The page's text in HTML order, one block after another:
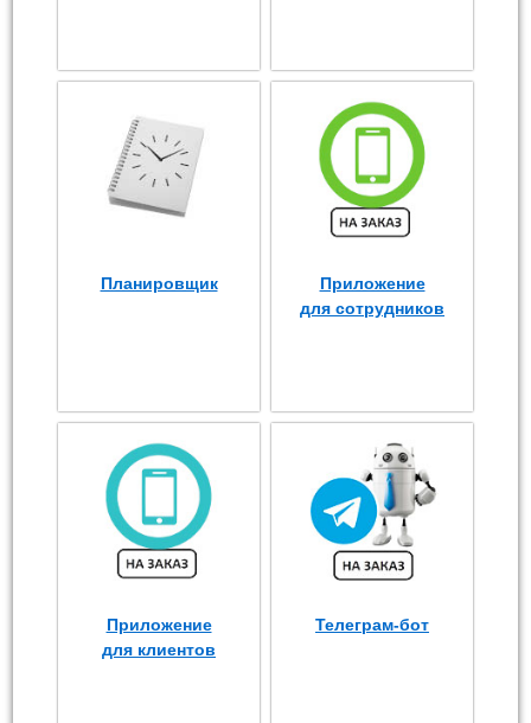
Планировщик
Приложение
для сотрудников
Приложение
для клиентов
Телеграм-бот